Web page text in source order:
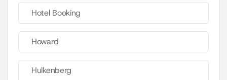
Hotel Booking
Howard
Hulkenberg